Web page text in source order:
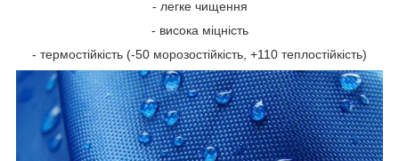
- легке чищення
- висока міцність
- термостійкість (-50 морозостійкість, +110 теплостійкість)